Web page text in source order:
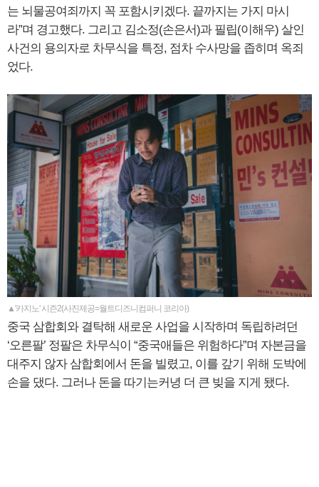
는 뇌물공여죄까지 꼭 포함시키겠다. 끝까지는 가지 마시
라”며 경고했다. 그리고 김소정(손은서)과 필립(이해우) 살인
사건의 용의자로 차무식을 특정, 점차 수사망을 좁히며 옥죄
었다.
▲'카지노' 시즌2(사진제공=월트디즈니컴퍼니 코리아)
중국 삼합회와 결탁해 새로운 사업을 시작하며 독립하려던
‘오른팔’ 정팔은 차무식이 “중국애들은 위험하다”며 자본금을
대주지 않자 삼합회에서 돈을 빌렸고, 이를 갚기 위해 도박에
손을 댔다. 그러나 돈을 따기는커녕 더 큰 빚을 지게 됐다.